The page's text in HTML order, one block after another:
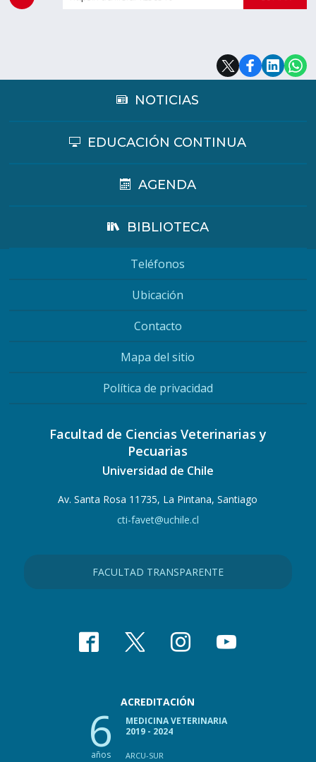
NOTICIAS
EDUCACIÓN CONTINUA
AGENDA
BIBLIOTECA
Teléfonos
Ubicación
Contacto
Mapa del sitio
Política de privacidad
Facultad de Ciencias Veterinarias y
Pecuarias
Universidad de Chile
Av. Santa Rosa 11735, La Pintana, Santiago
cti-favet@uchile.cl
FACULTAD TRANSPARENTE
ACREDITACIÓN
6
años
MEDICINA VETERINARIA
2019 - 2024
ARCU-SUR